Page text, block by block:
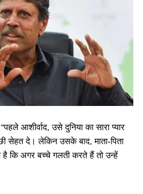
आशीर्वाद, उसे दुनिया का सारा प्यार
सेहत दे। लेकिन उसके बाद, माता-पिता
है कि अगर बच्चे गलती करते हैं तो उन्हें